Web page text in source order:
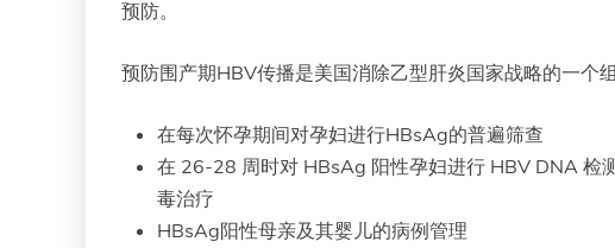
预防。
预防围产期HBV传播是美国消除乙型肝炎国家战略的一个
在每次怀孕期间对孕妇进行HBsAg的普遍筛查
在 26-28 周时对 HBsAg 阳性孕妇进行 HBV DNA 检
毒治疗
HBsAg阳性母亲及其婴儿的病例管理